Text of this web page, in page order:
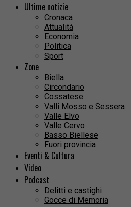
Ultime notizie
Cronaca
Attualità
Economia
Politica
Sport
Zone
Biella
Circondario
Cossatese
Valli Mosso e Sessera
Valle Elvo
Valle Cervo
Basso Biellese
Fuori provincia
Eventi & Cultura
Video
Podcast
Delitti e castighi
Gocce di Memoria